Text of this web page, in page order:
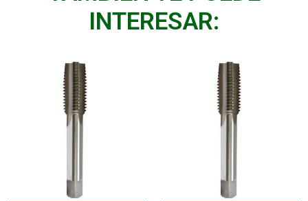
INTERESAR: